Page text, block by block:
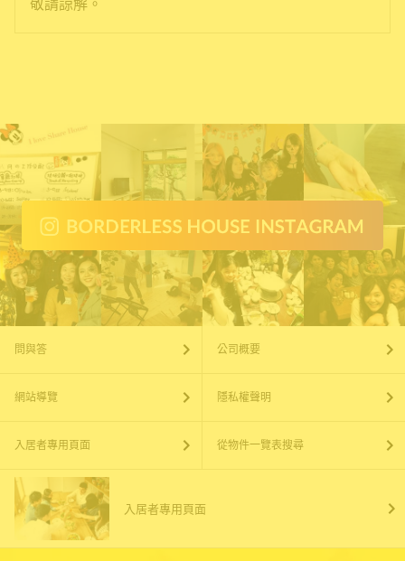
問與答 公司概要
網站導覽 隱私權聲明
入居者專用頁面 從物件一覽表搜尋
入居者專用頁面